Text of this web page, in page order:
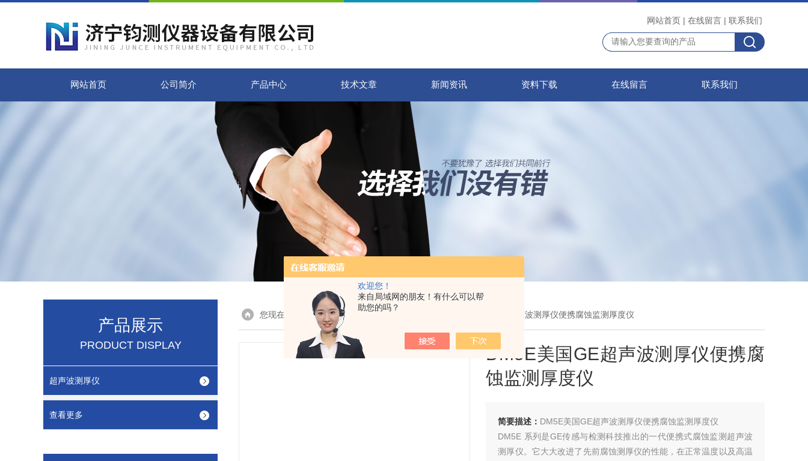
欢迎您！
来自局域网的朋友！有什么可以帮
助您的吗？
网站首页 | 在线留言 | 联系我们
网站首页 公司简介 产品中心 技术文章 新闻资讯 资料下载 在线留言 联系我们
产品展示
PRODUCT DISPLAY
超声波测厚仪
查看更多
您现在的位置：首页> 产品展示 > > > DM5E美国GE超声波测厚仪便携腐蚀监测厚度仪
DM5E美国GE超声波测厚仪便携腐
蚀监测厚度仪
简要描述： DM5E美国GE超声波测厚仪便携腐蚀监测厚度仪
DM5E 系列是GE传感与检测科技推出的一代便携式腐蚀监测超声波
测厚仪。它大大改进了先前腐蚀测厚仪的性能，在正常温度以及高温